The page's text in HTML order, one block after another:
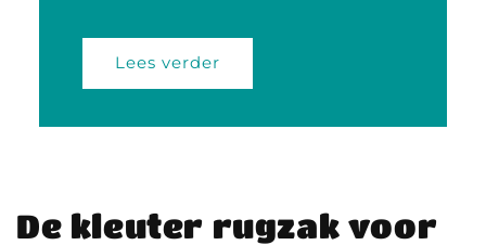
Lees verder
De kleuter rugzak voor